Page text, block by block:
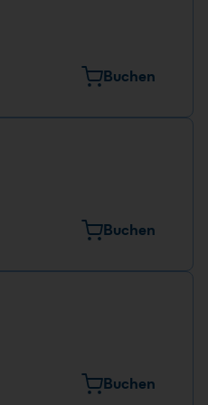
Buchen
Buchen
Buchen